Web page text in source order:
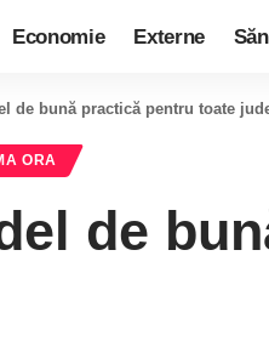
Economie Externe
de bună practică pentru toate
ORA
de